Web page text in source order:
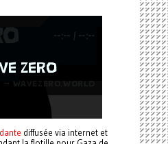
diffusée via internet et